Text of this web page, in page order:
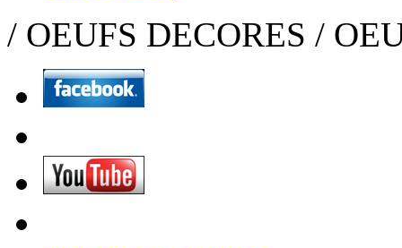
/ OEUFS DECORES /